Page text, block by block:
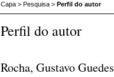
Capa >Pesquisa >Perfil do autor
Perfil do autor
Rocha, Gustavo